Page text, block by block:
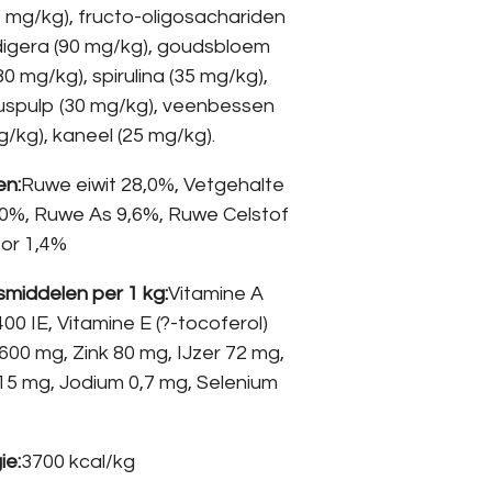
kg), fructo-oligosachariden
(90 mg/kg), goudsbloem
mg/kg), spirulina (35 mg/kg),
(30 mg/kg), veenbessen
kg), kaneel (25 mg/kg).
Ruwe eiwit 28,0%, Vetgehalte
Ruwe As 9,6%, Ruwe Celstof
1,4%
per 1 kg:Vitamine A
IE, Vitamine E (?-tocoferol)
mg, Zink 80 mg, IJzer 72 mg,
mg, Jodium 0,7 mg, Selenium
3700 kcal/kg